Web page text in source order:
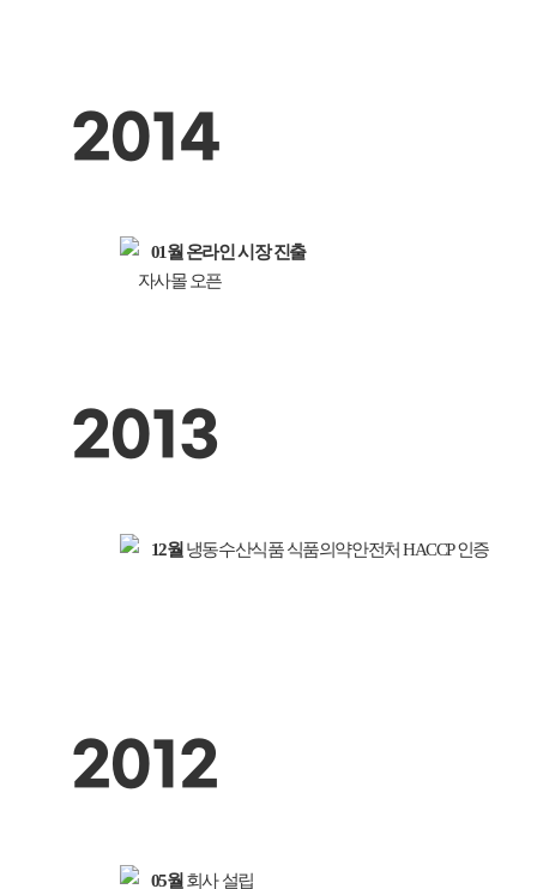
2014
01월 온라인 시장 진출
자사몰 오픈
2013
12월 냉동수산식품 식품의약안전처 HACCP 인증
2012
05월 회사 설립